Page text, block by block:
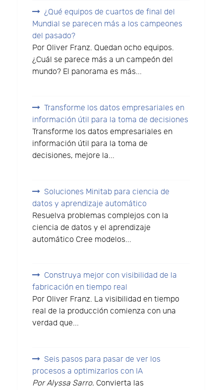
¿Qué equipos de cuartos de final del
Mundial se parecen más a los campeones
del pasado?
Por Oliver Franz. Quedan ocho equipos.
¿Cuál se parece más a un campeón del
mundo? El panorama es más...
Transforme los datos empresariales en
información útil para la toma de decisiones
Transforme los datos empresariales en
información útil para la toma de
decisiones, mejore la...
Soluciones Minitab para ciencia de
datos y aprendizaje automático
Resuelva problemas complejos con la
ciencia de datos y el aprendizaje
automático Cree modelos...
Construya mejor con visibilidad de la
fabricación en tiempo real
Por Oliver Franz. La visibilidad en tiempo
real de la producción comienza con una
verdad que...
Seis pasos para pasar de ver los
procesos a optimizarlos con IA
Por Alyssa Sarro. Convierta las